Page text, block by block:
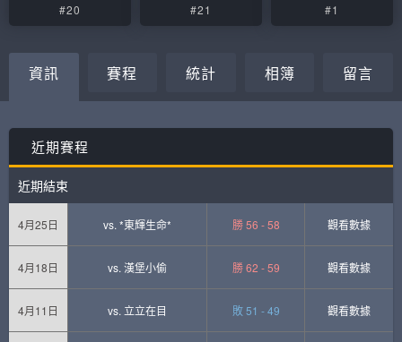
#20 #21 #1
資訊 賽程 統計 相簿 留言
近期賽程
近期結束
4月25日 vs. *東輝生命* 勝 56 - 58 觀看數據
4月18日 vs. 漢堡小偷 勝 62 - 59 觀看數據
4月11日 vs. 立立在目 敗 51 - 49 觀看數據